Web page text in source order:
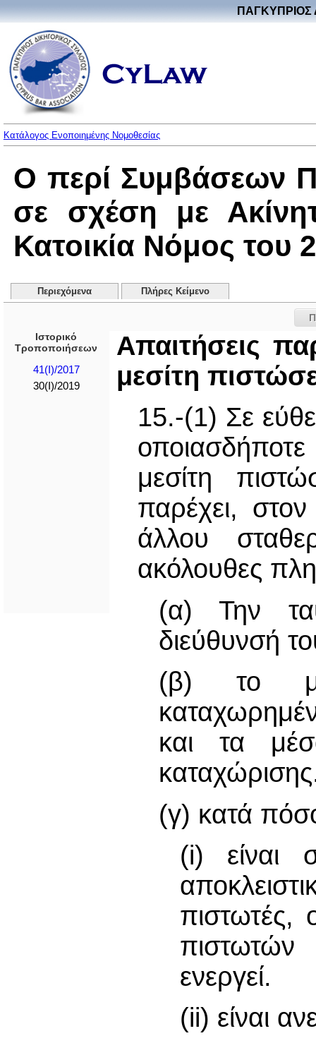
ΠΑΓΚΥΠΡΙΟΣ
Κατάλογος Ενοποιημένης Νομοθεσίας
Ο περί Συμβάσεων
σε σχέση με
Κατοικία Νόμος του
Περιεχόμενα Πλήρες Κείμενο
Ιστορικό
Τροποποιήσεων
41(I)/2017
30(I)/2019
Απαιτήσεις
μεσίτη
15.-(1) Σε
μεσίτη
παρέχει,
άλλου
ακόλουθες
(α) Την
διεύθυνσή
(β) το
και τα
(γ) κατά
(i) είναι
πιστωτές,
ενεργεί.
(ii) είναι